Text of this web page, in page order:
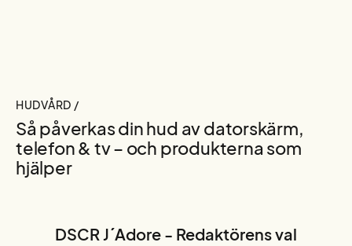
HUDVÅRD /
Så påverkas din hud av datorskärm,
telefon & tv – och produkterna som
hjälper
DSCR J´Adore - Redaktörens val